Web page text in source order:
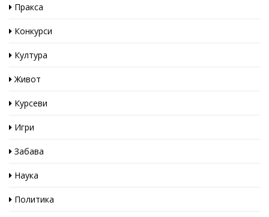
Пракса
Конкурси
Култура
Живот
Курсеви
Игри
Забава
Наука
Политика